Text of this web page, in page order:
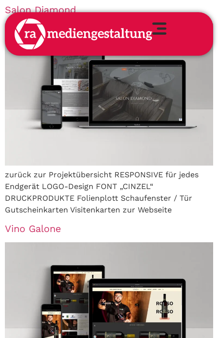
Salon Diamond
zurück zur Projektübersicht RESPONSIVE für jedes
Endgerät LOGO-Design FONT „CINZEL“
DRUCKPRODUKTE Folienplott Schaufenster / Tür
Gutscheinkarten Visitenkarten zur Webseite
Vino Galone